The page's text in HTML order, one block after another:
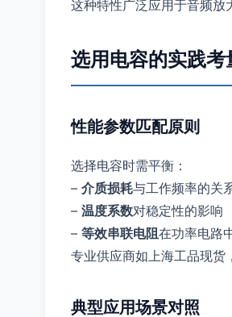
这种特性广泛应用于音频放
选用电容的实践考
性能参数匹配原则
选择电容时需平衡：
– 介质损耗与工作频率的关
– 温度系数对稳定性的影响
– 等效串联电阻在功率电路
专业供应商如上海工品现货
典型应用场景对照